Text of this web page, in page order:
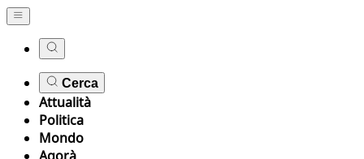
Cerca
Attualità
Politica
Mondo